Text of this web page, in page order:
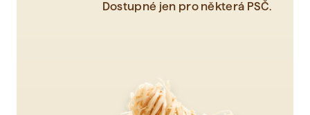
Dostupné jen pro některá PSČ.